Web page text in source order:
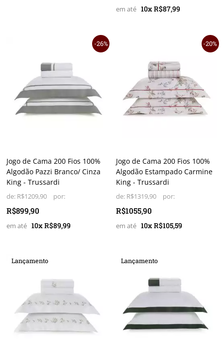
10x R$87,99
Jogo de Cama 200 Fios 100%
Algodão Pazzi Branco/ Cinza
King - Trussardi
de: R$1209,90
R$899,90
10x R$89,99
26%
Jogo de Cama 200 Fios 100%
Algodão Estampado Carmine
King - Trussardi
de: R$1319,90
R$1055,90
10x R$105,59
20%
Lançamento Lançamento